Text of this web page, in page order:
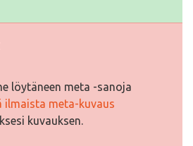
löytäneen meta -sanoja
ilmaista meta-kuvaus
kuvauksen.